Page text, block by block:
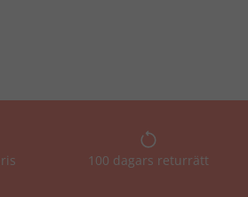
100 dagars returrätt